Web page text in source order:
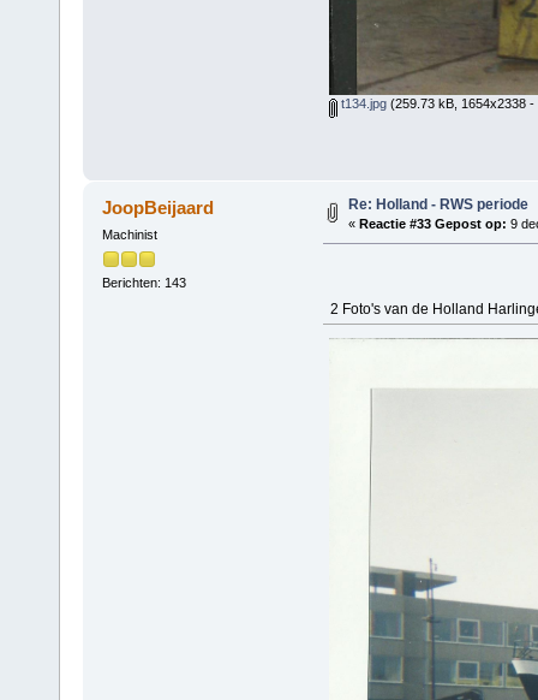
t134.jpg(259.73 kB, 1654x2338 -
JoopBeijaard
Machinist
Berichten: 143
Re: Holland - RWS periode
« Reactie #33 Gepost op: 9
2 Foto's van de Holland